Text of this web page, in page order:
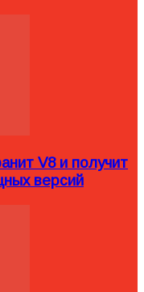
V8 и получит
версий